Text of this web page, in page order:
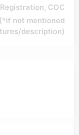
Registration, COC
not mentioned
description)